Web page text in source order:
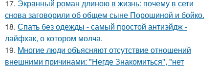
17. Экранный роман длиною в жизнь: почему в сети
снова заговорили об общем сыне Порошиной и бойко.
18. Спать без одежды - самый простой антиэйдж -
лайфхак, о котором молча.
19. Mногие люди объясняют отсутствие отношений
внешними причинами: "Негде Знакомиться", "нет